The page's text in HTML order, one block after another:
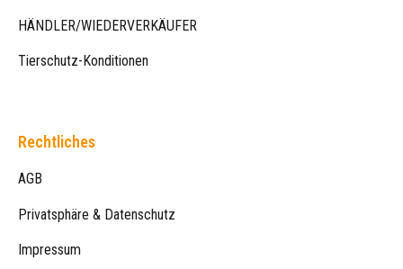
HÄNDLER/WIEDERVERKÄUFER
Tierschutz-Konditionen
Rechtliches
AGB
Privatsphäre & Datenschutz
Impressum